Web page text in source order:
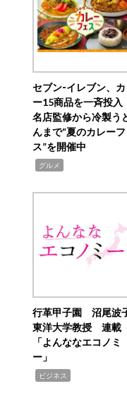
セブン‐イレブン、
ー15商品を一斉投入
名店監修から冷製う
んまで“夏のカレー
ス”を開催中
グルメ
行革甲子園 沼尾波
東洋大学教授 連載
「よんななエコノミ
ー」
ビジネス